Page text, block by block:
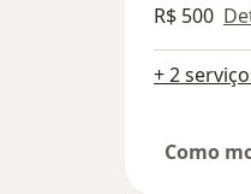
R$ 500
+ 2
Como